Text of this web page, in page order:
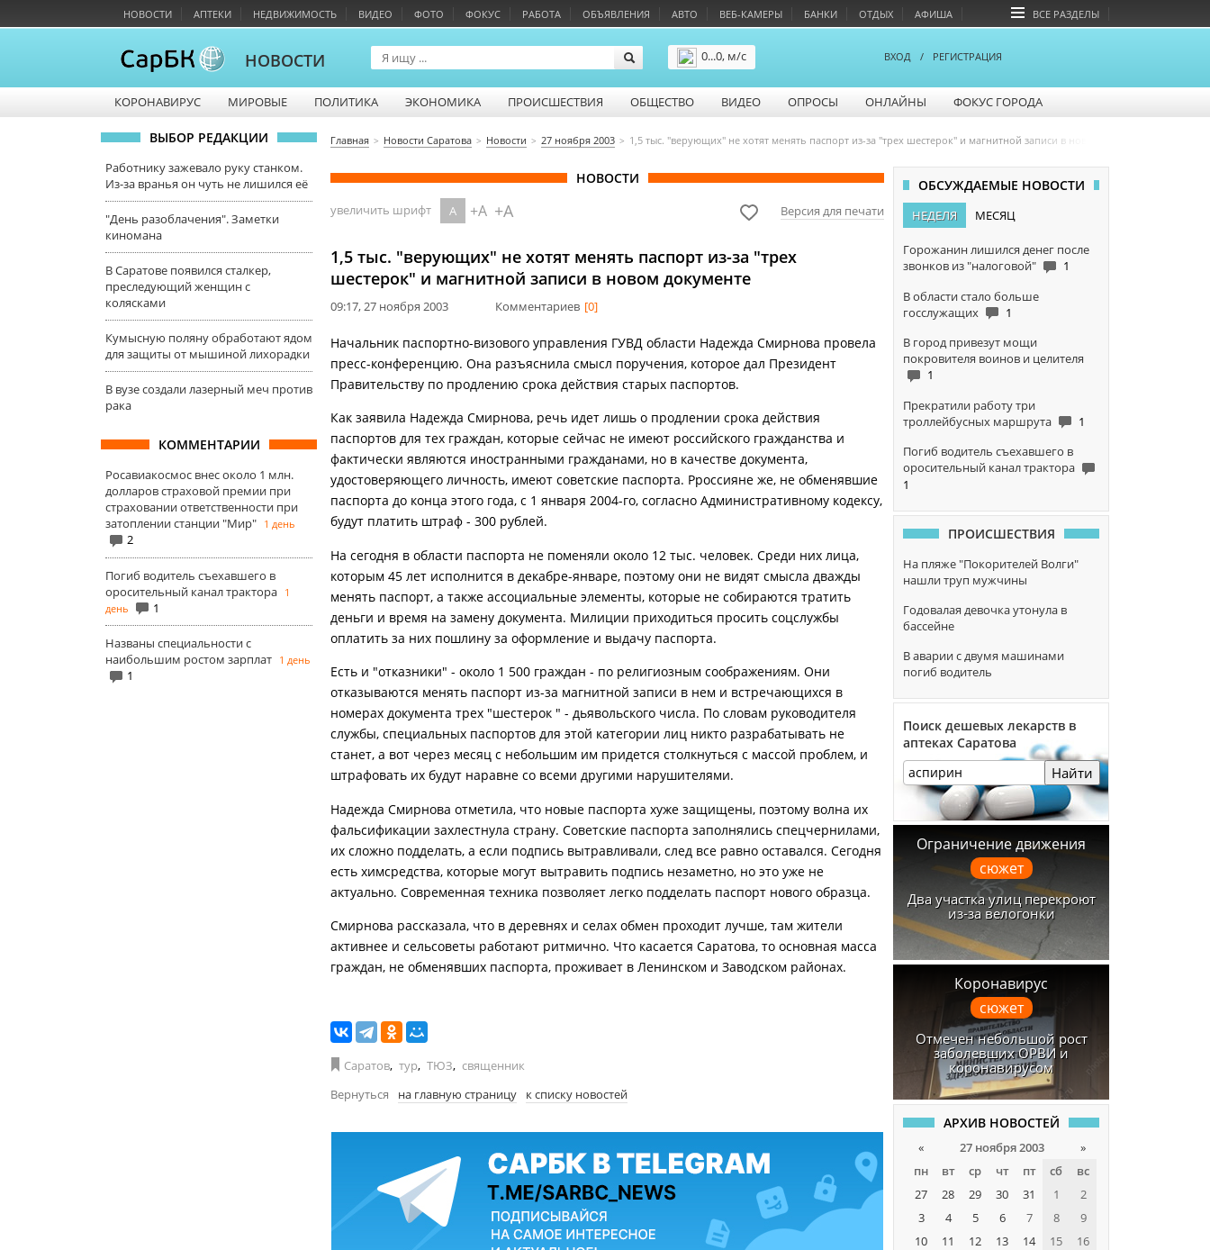
НОВОСТИ АПТЕКИ НЕДВИЖИМОСТЬ ВИДЕО ФОТО ФОКУС РАБОТА ОБЪЯВЛЕНИЯ АВТО ВЕБ-КАМЕРЫ БАНКИ ОТДЫХ АФИША ВСЕ РАЗДЕЛЫ
НОВОСТИ
0...0, м/с
ВХОД / РЕГИСТРАЦИЯ
КОРОНАВИРУС МИРОВЫЕ ПОЛИТИКА ЭКОНОМИКА ПРОИСШЕСТВИЯ ОБЩЕСТВО ВИДЕО ОПРОСЫ ОНЛАЙНЫ ФОКУС ГОРОДА
ВЫБОР РЕДАКЦИИ
Работнику зажевало руку станком.
Из-за вранья он чуть не лишился её
"День разоблачения". Заметки
киномана
В Саратове появился сталкер,
преследующий женщин с
колясками
Кумысную поляну обработают ядом
для защиты от мышиной лихорадки
В вузе создали лазерный меч против
рака
КОММЕНТАРИИ
Росавиакосмос внес около 1 млн.
долларов страховой премии при
страховании ответственности при
затоплении станции "Мир" 1 день
2
Погиб водитель съехавшего в
оросительный канал трактора 1
день
1
Названы специальности с
наибольшим ростом зарплат 1 день
1
Главная Новости Саратова Новости 27 ноября 2003 1,5 тыс. "верующих" не хотят менять паспорт из-за "трех шестерок" и магнитной записи в новом документе
НОВОСТИ
увеличить шрифт A +A +A Версия для печати
1,5 тыс. "верующих" не хотят менять паспорт из-за "трех
шестерок" и магнитной записи в новом документе
09:17, 27 ноября 2003 Комментариев [0]
Начальник паспортно-визового управления ГУВД области Надежда Смирнова провела
пресс-конференцию. Она разъяснила смысл поручения, которое дал Президент
Правительству по продлению срока действия старых паспортов.
Как заявила Надежда Смирнова, речь идет лишь о продлении срока действия
паспортов для тех граждан, которые сейчас не имеют российского гражданства и
фактически являются иностранными гражданами, но в качестве документа,
удостоверяющего личность, имеют советские паспорта. Рроссияне же, не обменявшие
паспорта до конца этого года, с 1 января 2004-го, согласно Административному кодексу,
будут платить штраф - 300 рублей.
На сегодня в области паспорта не поменяли около 12 тыс. человек. Среди них лица,
которым 45 лет исполнится в декабре-январе, поэтому они не видят смысла дважды
менять паспорт, а также ассоциальные элементы, которые не собираются тратить
деньги и время на замену документа. Милиции приходиться просить соцслужбы
оплатить за них пошлину за оформление и выдачу паспорта.
Есть и "отказники" - около 1 500 граждан - по религиозным соображениям. Они
отказываются менять паспорт из-за магнитной записи в нем и встречающихся в
номерах документа трех "шестерок " - дьявольского числа. По словам руководителя
службы, специальных паспортов для этой категории лиц никто разрабатывать не
станет, а вот через месяц с небольшим им придется столкнуться с массой проблем, и
штрафовать их будут наравне со всеми другими нарушителями.
Надежда Смирнова отметила, что новые паспорта хуже защищены, поэтому волна их
фальсификации захлестнула страну. Советские паспорта заполнялись спецчернилами,
их сложно подделать, а если подпись вытравливали, след все равно оставался. Сегодня
есть химсредства, которые могут вытравить подпись незаметно, но это уже не
актуально. Современная техника позволяет легко подделать паспорт нового образца.
Смирнова рассказала, что в деревнях и селах обмен проходит лучше, там жители
активнее и сельсоветы работают ритмично. Что касается Саратова, то основная масса
граждан, не обменявших паспорта, проживает в Ленинском и Заводском районах.
Саратов, тур, ТЮЗ, священник
Вернуться
на главную страницу к списку новостей
ОБСУЖДАЕМЫЕ НОВОСТИ
НЕДЕЛЯ МЕСЯЦ
Горожанин лишился денег после
звонков из "налоговой"
1
В области стало больше
госслужащих
1
В город привезут мощи
покровителя воинов и целителя
1
Прекратили работу три
троллейбусных маршрута
1
Погиб водитель съехавшего в
оросительный канал трактора
1
ПРОИСШЕСТВИЯ
На пляже "Покорителей Волги"
нашли труп мужчины
Годовалая девочка утонула в
бассейне
В аварии с двумя машинами
погиб водитель
Поиск дешевых лекарств в
аптеках Саратова
Найти
Ограничение движения
сюжет
Два участка улиц перекроют
из-за велогонки
Коронавирус
сюжет
Отмечен небольшой рост
заболевших ОРВИ и
коронавирусом
АРХИВ НОВОСТЕЙ
« 27 ноября 2003
»
пн
вт ср чт пт сб
вс
27
28 29 30 31 1
2
3
4 5 6 7 8
9
10
11 12 13 14 15
16